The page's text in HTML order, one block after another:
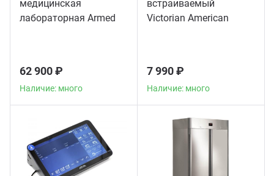
медицинская
лабораторная Armed
62 900 ₽
Наличие: много
встраиваемый
Victorian American
7 990 ₽
Наличие: много